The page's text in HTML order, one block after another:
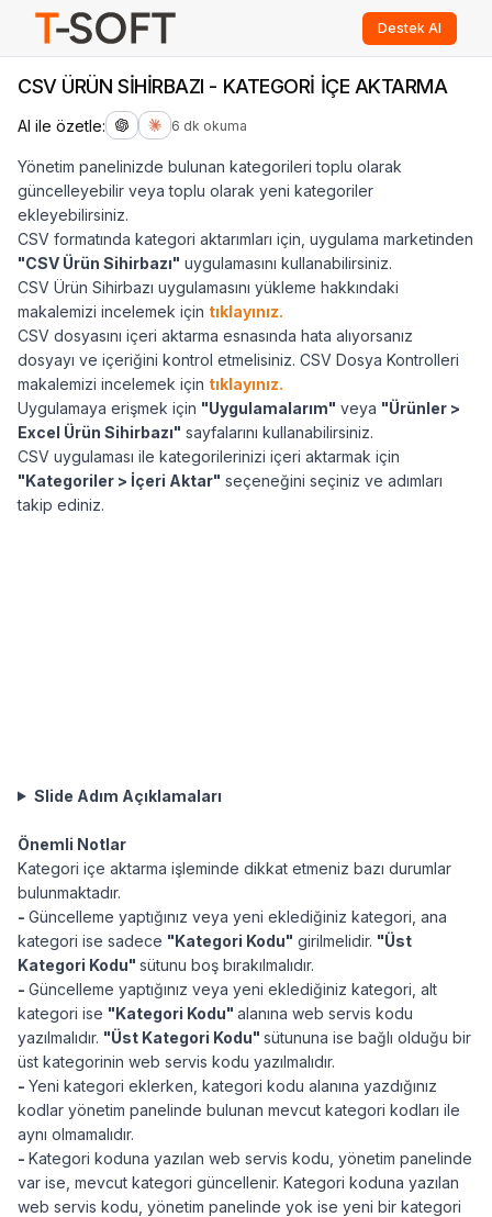
Destek Al
CSV ÜRÜN SİHİRBAZI - KATEGORİ İÇE AKTARMA
AI ile özetle: 6 dk okuma
Yönetim panelinizde bulunan kategorileri toplu olarak
güncelleyebilir veya toplu olarak yeni kategoriler
ekleyebilirsiniz.
CSV formatında kategori aktarımları için, uygulama marketinden
"CSV Ürün Sihirbazı" uygulamasını kullanabilirsiniz.
CSV Ürün Sihirbazı uygulamasını yükleme hakkındaki
makalemizi incelemek için tıklayınız.
CSV dosyasını içeri aktarma esnasında hata alıyorsanız
dosyayı ve içeriğini kontrol etmelisiniz. CSV Dosya Kontrolleri
makalemizi incelemek için tıklayınız.
Uygulamaya erişmek için "Uygulamalarım" veya "Ürünler >
Excel Ürün Sihirbazı" sayfalarını kullanabilirsiniz.
CSV uygulaması ile kategorilerinizi içeri aktarmak için
"Kategoriler > İçeri Aktar" seçeneğini seçiniz ve adımları
takip ediniz.
Slide Adım Açıklamaları
Önemli Notlar
Kategori içe aktarma işleminde dikkat etmeniz bazı durumlar
bulunmaktadır.
- Güncelleme yaptığınız veya yeni eklediğiniz kategori, ana
kategori ise sadece "Kategori Kodu" girilmelidir. "Üst
Kategori Kodu" sütunu boş bırakılmalıdır.
- Güncelleme yaptığınız veya yeni eklediğiniz kategori, alt
kategori ise "Kategori Kodu" alanına web servis kodu
yazılmalıdır. "Üst Kategori Kodu" sütununa ise bağlı olduğu bir
üst kategorinin web servis kodu yazılmalıdır.
- Yeni kategori eklerken, kategori kodu alanına yazdığınız
kodlar yönetim panelinde bulunan mevcut kategori kodları ile
aynı olmamalıdır.
- Kategori koduna yazılan web servis kodu, yönetim panelinde
var ise, mevcut kategori güncellenir. Kategori koduna yazılan
web servis kodu, yönetim panelinde yok ise yeni bir kategori